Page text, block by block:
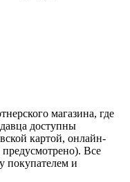
магазина, где
доступны
картой, онлайн-
Все
покупателем и